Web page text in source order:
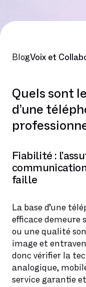
BlogVoix et
Quels sont
d’une
Fiabilité :
faille
La base d’une
efficace demeure
ou une qualité
image et
donc vérifier la
analogique,
service garantie